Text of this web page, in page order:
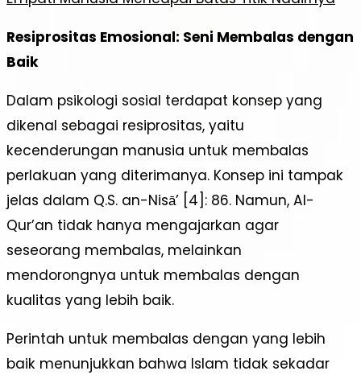
Resiprositas Emosional: Seni Membalas dengan
Baik
Dalam psikologi sosial terdapat konsep yang
dikenal sebagai resiprositas, yaitu
kecenderungan manusia untuk membalas
perlakuan yang diterimanya. Konsep ini tampak
jelas dalam Q.S. an-Nisā’ [4]: 86. Namun, Al-
Qur’an tidak hanya mengajarkan agar
seseorang membalas, melainkan
mendorongnya untuk membalas dengan
kualitas yang lebih baik.
Perintah untuk membalas dengan yang lebih
baik menunjukkan bahwa Islam tidak sekadar